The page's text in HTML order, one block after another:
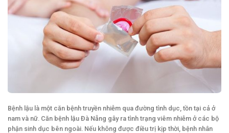
Bệnh lậu là một căn bệnh truyền nhiễm qua đường tình dục, tồn tại cả ở
nam và nữ. Căn bệnh lậu Đà Nẵng gây ra tình trạng viêm nhiễm ở các bộ
phận sinh dục bên ngoài. Nếu không được điều trị kịp thời, bệnh nhân